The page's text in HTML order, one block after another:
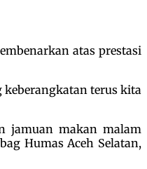
atas prestasi
keberangkatan terus kita
jamuan makan malam
Humas Aceh Selatan,